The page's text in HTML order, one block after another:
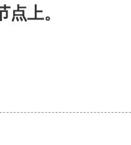
点上。